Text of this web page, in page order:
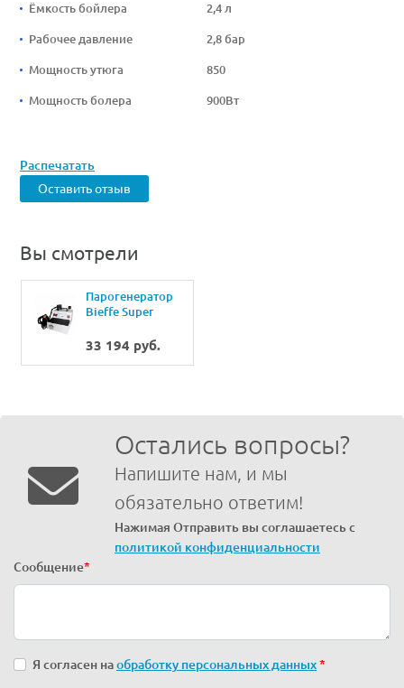
Ёмкость бойлера 2,4 л
Рабочее давление 2,8 бар
Мощность утюга 850
Мощность болера 900Вт
Распечатать
Оставить отзыв
Вы смотрели
Парогенератор
Bieffe Super
BF072CE(2,4л)
33 194 руб.
Остались вопросы?
Напишите нам, и мы
обязательно ответим!
Нажимая Отправить вы соглашаетесь с
политикой конфиденциальности
Сообщение*
Я согласен наобработку персональных данных*